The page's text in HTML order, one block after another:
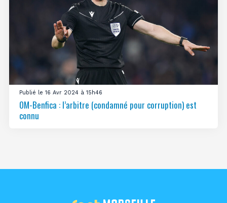
Publié le 16 Avr 2024 à 15h46
OM-Benfica : l’arbitre (condamné pour corruption) est
connu